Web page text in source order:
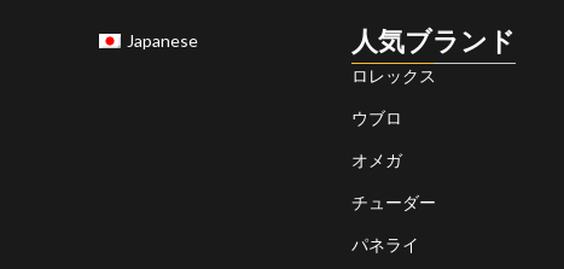
Japanese 人気ブランド
ロレックス
ウブロ
オメガ
チューダー
パネライ